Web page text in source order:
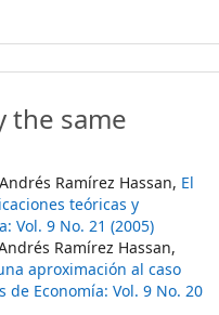
the same
Ramírez Hassan, El
teóricas y
Vol. 9 No. 21 (2005)
Ramírez Hassan,
aproximación al caso
de Economía: Vol. 9 No. 20